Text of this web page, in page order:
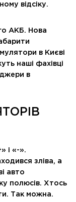
відсіку.
АКБ. Нова
в Києві
наші фахівці
в
і «-».
зліва, а
авто
полюсів. Хтось
Так можна.